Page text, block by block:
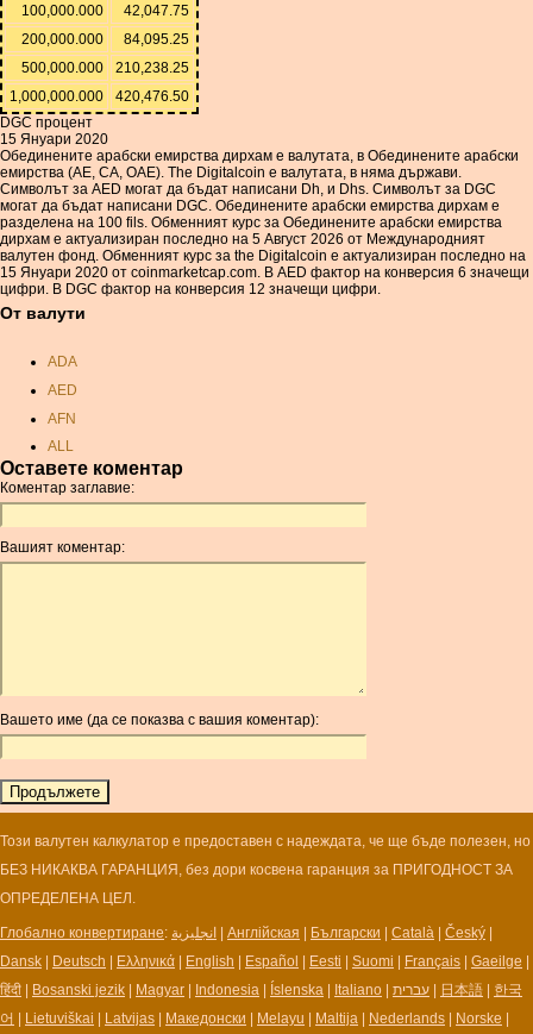
100,000.000
42,047.75
200,000.000
84,095.25
500,000.000
210,238.25
1,000,000.000
420,476.50
DGC процент
15 Януари 2020
Обединените арабски емирства дирхам е валутата, в Обединените арабски
емирства (AE, СА, ОАЕ). The Digitalcoin е валутата, в няма държави.
Символът за AED могат да бъдат написани Dh, и Dhs. Символът за DGC
могат да бъдат написани DGC. Обединените арабски емирства дирхам е
разделена на 100 fils. Обменният курс за Обединените арабски емирства
дирхам е актуализиран последно на 5 Август 2026 от Международният
валутен фонд. Обменният курс за the Digitalcoin е актуализиран последно на
15 Януари 2020 от coinmarketcap.com. В AED фактор на конверсия 6 значещи
цифри. В DGC фактор на конверсия 12 значещи цифри.
От валути
ADA
AED
AFN
ALL
AMD
ANC
ANG
AOA
AUR
AWG
BAM
BBD
BCH
BCN
BDT
BGN
Оставете коментар
Коментар заглавие:
Вашият коментар:
Вашето име (да се показва с вашия коментар):
Този валутен калкулатор е предоставен с надеждата, че ще бъде полезен, но
БЕЗ НИКАКВА ГАРАНЦИЯ, без дори косвена гаранция за ПРИГОДНОСТ ЗА
ОПРЕДЕЛЕНА ЦЕЛ.
Глобално конвертиране: انجليزية | Англійская | Български | Català | Český |
Dansk | Deutsch | Ελληνικά | English | Español | Eesti | Suomi | Français | Gaeilge |
हिंदी | Bosanski jezik | Magyar | Indonesia | Íslenska | Italiano | עברית | 日本語 | 한국
어 | Lietuviškai | Latvijas | Македонски | Melayu | Maltija | Nederlands | Norske |